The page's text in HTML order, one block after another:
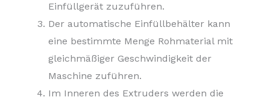
Einfüllgerät zuzuführen.
Der automatische Einfüllbehälter kann
eine bestimmte Menge Rohmaterial mit
gleichmäßiger Geschwindigkeit der
Maschine zuführen.
Im Inneren des Extruders werden die